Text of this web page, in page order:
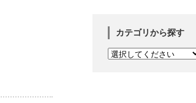
カテゴリから探す